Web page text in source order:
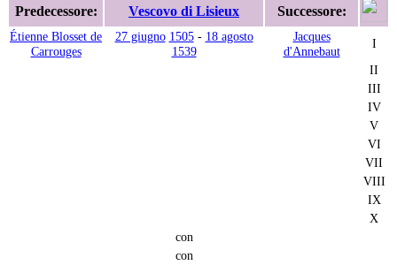
Predecessore: Vescovo di Lisieux Successore:
Étienne Blosset de
Carrouges
27 giugno 1505- 18 agosto
1539
Jacques
d'Annebaut
I
II
III
IV
V
VI
VII
VIII
IX
X
con
con